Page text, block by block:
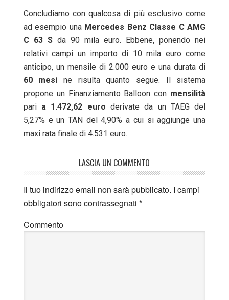
Concludiamo con qualcosa di più esclusivo come
ad esempio una Mercedes Benz Classe C AMG
C 63 Sda 90 mila euro. Ebbene, ponendo nei
relativi campi un importo di 10 mila euro come
anticipo, un mensile di 2.000 euro e una durata di
60
mesi ne risulta quanto segue. Il sistema
propone un Finanziamento Balloon con mensilità
pari a 1.472,62 euro derivate da un TAEG del
5,27% e un TAN del 4,90% a cui si aggiunge una
maxi rata finale di 4.531 euro.
LASCIA UN COMMENTO
Il tuo indirizzo email non sarà pubblicato. I campi
obbligatori sono contrassegnati *
Commento